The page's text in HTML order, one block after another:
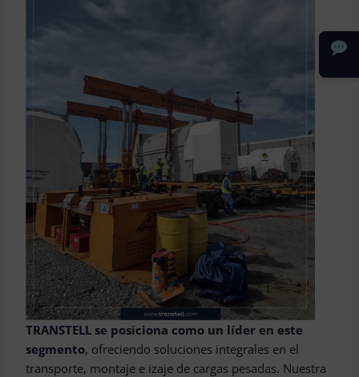
TRANSTELL se posiciona como un líder en este
segmento, ofreciendo soluciones integrales en el
transporte, montaje e izaje de cargas pesadas. Nuestra